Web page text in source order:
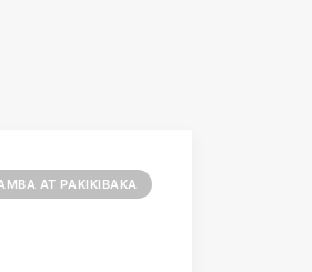
AT PAKIKIBAKA